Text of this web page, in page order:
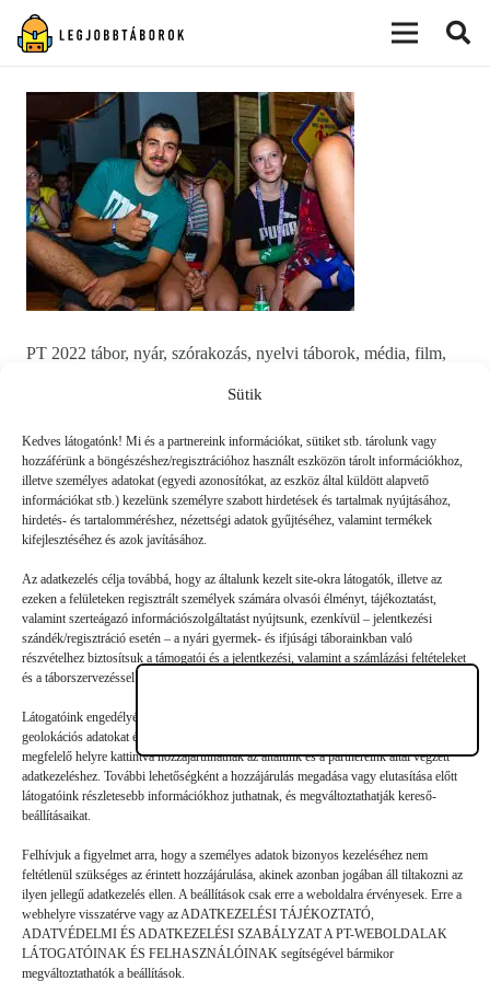
Sütik
Kedves látogatónk! Mi és a partnereink információkat, sütiket stb. tárolunk vagy
hozzáférünk a böngészéshez/regisztrációhoz használt eszközön tárolt információkhoz,
illetve személyes adatokat (egyedi azonosítókat, az eszköz által küldött alapvető
információkat stb.) kezelünk személyre szabott hirdetések és tartalmak nyújtásához,
hirdetés- és tartalomméréshez, nézettségi adatok gyűjtéséhez, valamint termékek
kifejlesztéséhez és azok javításához.
Az adatkezelés célja továbbá, hogy az általunk kezelt site-okra látogatók, illetve az
ezeken a felületeken regisztrált személyek számára olvasói élményt, tájékoztatást,
valamint szerteágazó információszolgáltatást nyújtsunk, ezenkívül – jelentkezési
szándék/regisztráció esetén – a nyári gyermek- és ifjúsági táborainkban való
részvételhez biztosítsuk a támogatói és a jelentkezési, valamint a számlázási feltételeket
és a táborszervezéssel kapcsolatos kommunikációt.
Látogatóink engedélyével mi és a partnereink eszközleolvasásos módszerrel szerzett
geolokációs adatokat és azonosítási információkat is felhasználhatunk. Látogatóink a
megfelelő helyre kattintva hozzájárulhatnak az általunk és a partnereink által végzett
adatkezeléshez. További lehetőségként a hozzájárulás megadása vagy elutasítása előtt
látogatóink részletesebb információkhoz juthatnak, és megváltoztathatják kereső-
beállításaikat.
Felhívjuk a figyelmet arra, hogy a személyes adatok bizonyos kezeléséhez nem
feltétlenül szükséges az érintett hozzájárulása, akinek azonban jogában áll tiltakozni az
ilyen jellegű adatkezelés ellen. A beállítások csak erre a weboldalra érvényesek. Erre a
webhelyre visszatérve vagy az ADATKEZELÉSI TÁJÉKOZTATÓ,
ADATVÉDELMI ÉS ADATKEZELÉSI SZABÁLYZAT A PT-WEBOLDALAK
LÁTOGATÓINAK ÉS FELHASZNÁLÓINAK segítségével bármikor
megváltoztathatók a beállítások.
PT 2022 tábor, nyár, szórakozás, nyelvi táborok, média, film,
Vélemény, hozzászólás?
karakterrel jelöltük
Hozzászólás küldése